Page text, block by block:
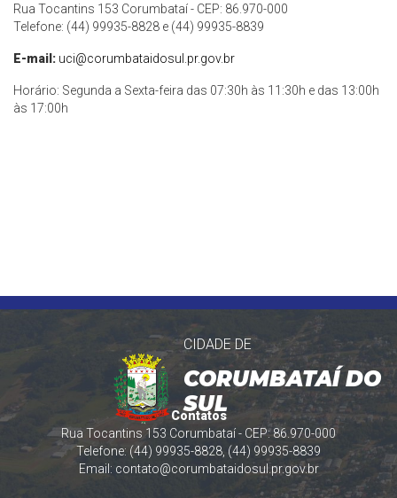
Rua Tocantins 153 Corumbataí - CEP: 86.970-000
Telefone: (44) 99935-8828 e (44) 99935-8839
E-mail: uci@corumbataidosul.pr.gov.br
Horário: Segunda a Sexta-feira das 07:30h às 11:30h e das 13:00h
às 17:00h
CIDADE DE
CORUMBATAÍ DO
SUL
Contatos
Rua Tocantins 153 Corumbataí - CEP: 86.970-000
Telefone: (44) 99935-8828, (44) 99935-8839
Email: contato@corumbataidosul.pr.gov.br